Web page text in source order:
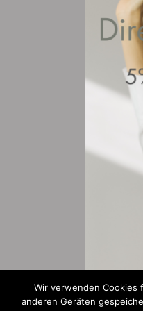
Wir verwenden Cookies
anderen Geräten